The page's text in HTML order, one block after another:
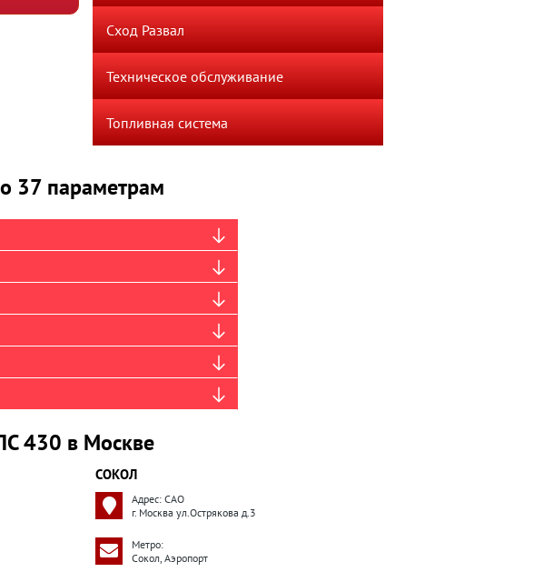
Сход Развал
Техническое обслуживание
Топливная система
37 параметрам
430 в Москве
СОКОЛ
Адрес: САО
г. Москва ул.Острякова д.3
Метро:
Сокол, Аэропорт